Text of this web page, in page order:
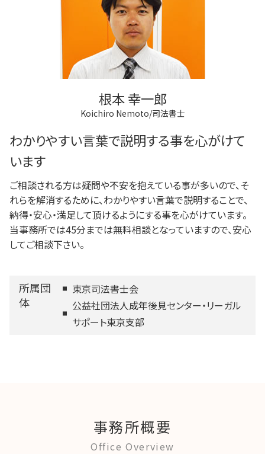
根本 幸一郎
Koichiro Nemoto/司法書士
わかりやすい言葉で説明する事を心がけて
います
ご相談される方は疑問や不安を抱えている事が多いので、そ
れらを解消するために、わかりやすい言葉で説明することで、
納得・安心・満足して頂けるようにする事を心がけています。
当事務所では45分までは無料相談となっていますので、安心
してご相談下さい。
所属団
体
東京司法書士会
公益社団法人成年後見センター・リーガル
サポート東京支部
事務所概要
Office Overview